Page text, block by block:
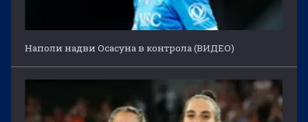
Наполи надви Осасуна в контрола (ВИДЕО)